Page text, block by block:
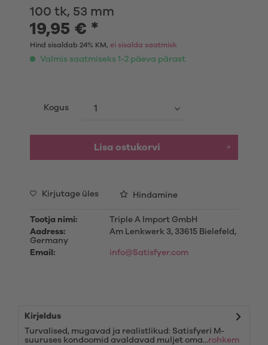
100 tk, 53 mm
19,95 € *
Hind sisaldab 24% KM, ei sisalda saatmisk
Valmis saatmiseks 1-2 päeva pärast
Kogus
Lisa ostukorvi
Kirjutage üles Hindamine
Tootja nimi:
Triple A Import GmbH
Aadress:
Am Lenkwerk 3, 33615 Bielefeld,
Germany
Email:
info@Satisfyer.com
Kirjeldus
Turvalised, mugavad ja realistlikud: Satisfyeri M-
suuruses kondoomid avaldavad muljet oma...rohkem